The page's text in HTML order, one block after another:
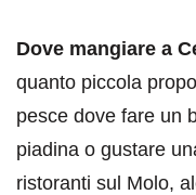
Dove mangiare a
quanto piccola
pesce dove fare un
piadina o gustare
ristoranti sul Molo,